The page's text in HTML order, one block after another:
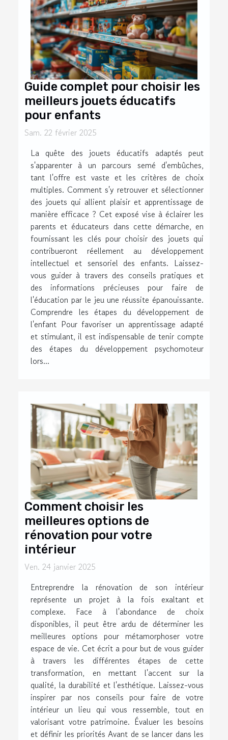
Guide complet pour choisir les
meilleurs jouets éducatifs
pour enfants
Sam. 22 février 2025
La quête des jouets éducatifs adaptés peut
s'apparenter à un parcours semé d'embûches,
tant l'offre est vaste et les critères de choix
multiples. Comment s'y retrouver et sélectionner
des jouets qui allient plaisir et apprentissage de
manière efficace ? Cet exposé vise à éclairer les
parents et éducateurs dans cette démarche, en
fournissant les clés pour choisir des jouets qui
contribueront réellement au développement
intellectuel et sensoriel des enfants. Laissez-
vous guider à travers des conseils pratiques et
des informations précieuses pour faire de
l'éducation par le jeu une réussite épanouissante.
Comprendre les étapes du développement de
l'enfant Pour favoriser un apprentissage adapté
et stimulant, il est indispensable de tenir compte
des étapes du développement psychomoteur
lors...
Comment choisir les
meilleures options de
rénovation pour votre
intérieur
Ven. 24 janvier 2025
Entreprendre la rénovation de son intérieur
représente un projet à la fois exaltant et
complexe. Face à l'abondance de choix
disponibles, il peut être ardu de déterminer les
meilleures options pour métamorphoser votre
espace de vie. Cet écrit a pour but de vous guider
à travers les différentes étapes de cette
transformation, en mettant l'accent sur la
qualité, la durabilité et l'esthétique. Laissez-vous
inspirer par nos conseils pour faire de votre
intérieur un lieu qui vous ressemble, tout en
valorisant votre patrimoine. Évaluer les besoins
et définir les priorités Avant de se lancer dans les